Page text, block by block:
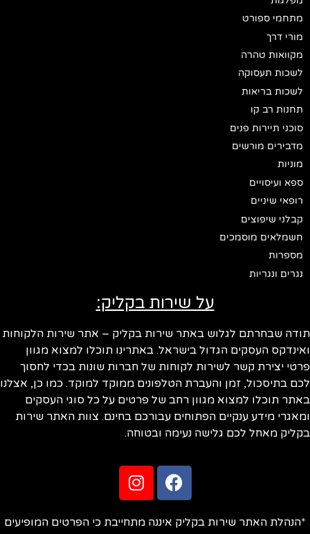
מתחמי ספורט
מורי דרך
מקוואות טהרה
לשכות תעסוקה
לשכות בריאות
תחנות רב קו
סוכני תיירות פנים
מדבירים מורשים
מוניות
ספא ועיסויים
רופאי שיניים
קבלני שיפוצים
חשמלאים מוסמכים
מספרות
נגרים ונגריות
על שירות בקליק:
שבחרתם לגלוש באתר שירות בקליק – אתר שירות הלקוחות
העסקים הגדול בישראל. באתרינו תוכלו למצוא מגוון
יצירת קשר לשירות לקוחות של חברות שונות בכדי לחסוך
בתיסכול, זמן והעברת הטלפונים ממוקד למוקד. כמו כן, אצלנו
תוכלו למצוא מגוון רחב של פרטים על כל סוגי העסקים
מידע ענקיים הפתוחים עבורכם בחינם. צוות האתר שירות
מאחל לכם גלישה נעימה ובטוחה.
האתר שירות בקליק איננה מתחייבת כי הפרטים המופיעים